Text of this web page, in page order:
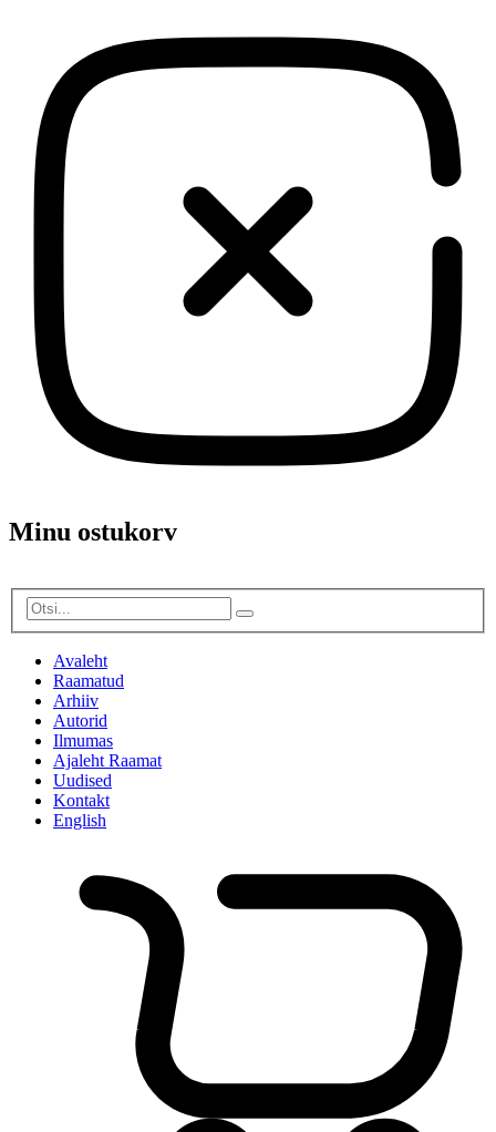
Minu ostukorv
Avaleht
Raamatud
Arhiiv
Autorid
Ilmumas
Ajaleht Raamat
Uudised
Kontakt
English